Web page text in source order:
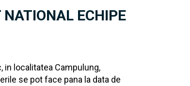
ECHIPE
in localitatea Campulung,
se pot face pana la data de